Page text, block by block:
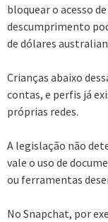
bloquear o acesso
descumprimento
de dólares
Crianças abaixo
contas, e perfis já
próprias redes.
A legislação não
vale o uso de
ou ferramentas
No Snapchat, por